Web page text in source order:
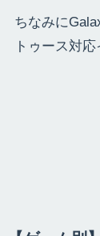
ちなみに
トゥース対